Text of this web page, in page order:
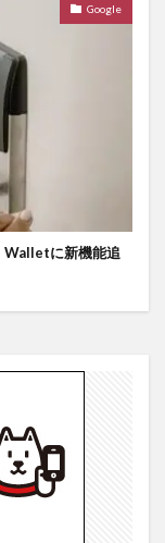
Google
Walletに新機能追